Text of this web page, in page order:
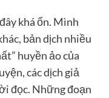
khá ổn. Mình
bản dịch nhiều
huyền ảo của
các dịch giả
đọc. Những đoạn